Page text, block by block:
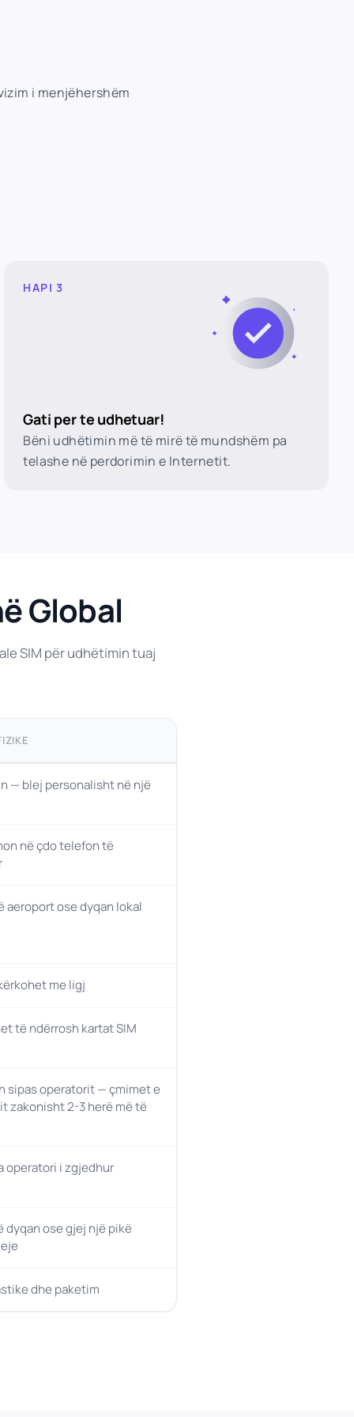
i menjëhershëm
HAPI 3
Gati per te udhetuar!
Bëni udhëtimin më të mirë të mundshëm pa
telashe në perdorimin e Internetit.
Global
SIM për udhëtimin tuaj
— blej personalisht në një
në çdo telefon të
aeroport ose dyqan lokal
me ligj
të ndërrosh kartat SIM
sipas operatorit — çmimet e
zakonisht 2-3 herë më të
operatori i zgjedhur
dyqan ose gjej një pikë
dhe paketim